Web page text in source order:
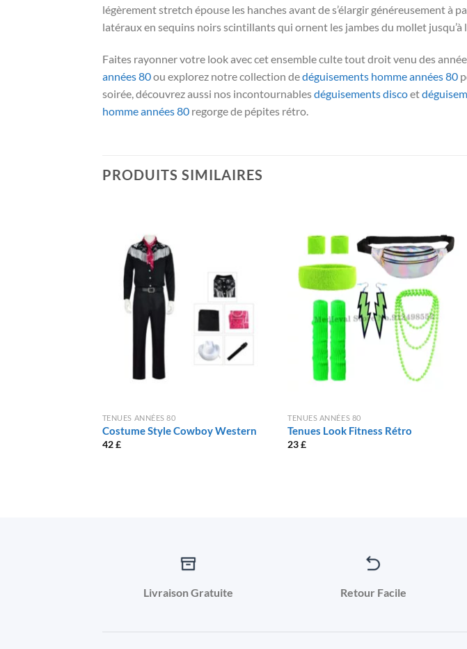
légèrement stretch épouse les hanches avant de s’élargir généreusement
latéraux en sequins noirs scintillants qui ornent les jambes du mollet jusqu’à
Faites rayonner votre look avec cet ensemble culte tout droit venu des
années 80ou explorez notre collection dedéguisements homme années 80
soirée, découvrez aussi nos incontournablesdéguisements discoet
homme années 80 regorge de pépites rétro.
PRODUITS SIMILAIRES
TENUES ANNÉES 80
Costume Style Cowboy Western
42£
TENUES ANNÉES 80
Tenues Look Fitness Rétro
23£
Livraison Gratuite Retour Facile